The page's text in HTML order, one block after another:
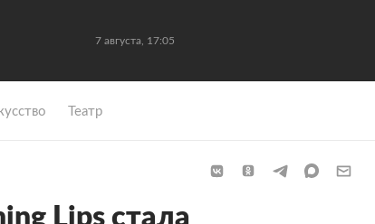
7 августа, 17:05
Театр
Lips стала